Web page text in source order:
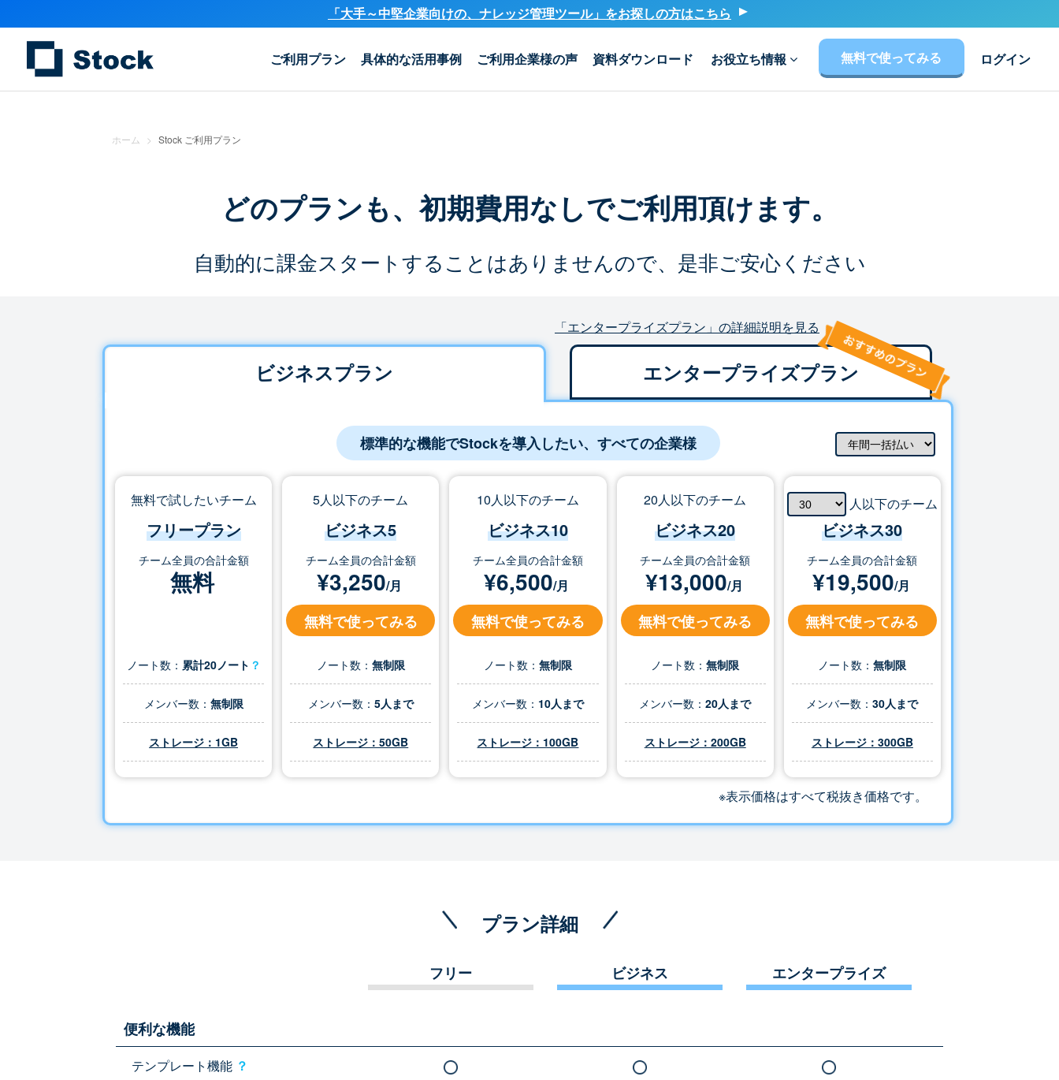
「大手～中堅企業向けの、ナレッジ管理ツール」をお探しの方はこちら
ご利用プラン 具体的な活用事例 ご利用企業様の声 資料ダウンロード お役立ち情報 無料で使ってみる ログイン
ホーム > Stock ご利用プラン
どのプランも、初期費用なしでご利用頂けます。
自動的に課金スタートすることはありませんので、是非ご安心ください
「エンタープライズプラン」の詳細説明を見る
ビジネスプラン エンタープライズプラン
標準的な機能でStockを導入したい、すべての企業様
無料で試したいチーム
フリープラン
チーム全員の合計金額
無料
ノート数： 累計20ノート ？
メンバー数： 無制限
ストレージ：1GB
5人以下のチーム
ビジネス5
チーム全員の合計金額
¥3,250/月
無料で使ってみる
ノート数： 無制限
メンバー数： 5人まで
ストレージ：50GB
10人以下のチーム
ビジネス10
チーム全員の合計金額
¥6,500/月
無料で使ってみる
ノート数： 無制限
メンバー数： 10人まで
ストレージ：100GB
20人以下のチーム
ビジネス20
チーム全員の合計金額
¥13,000/月
無料で使ってみる
ノート数：無制限
メンバー数：20人まで
ストレージ：200GB
人以下のチーム
ビジネス30
チーム全員の合計金額
¥19,500/月
無料で使ってみる
ノート数：無制限
メンバー数：30人まで
ストレージ： 300GB
※表示価格はすべて税抜き価格です。
プラン詳細
フリー ビジネス エンタープライズ
便利な機能
テンプレート機能 ？